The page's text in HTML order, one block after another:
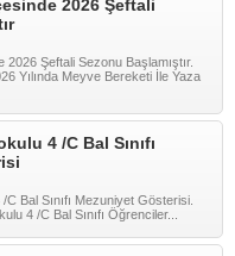
2026 Şeftali
Şeftali Sezonu Başlamıştır.
Yılında Meyve Bereketi İle Yaza
4 /C Bal Sınıfı
Bal Sınıfı Mezuniyet Gösterisi.
4 /C Bal Sınıfı Öğrenciler...